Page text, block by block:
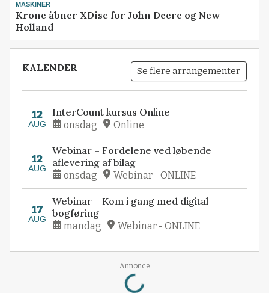
MASKINER
Krone åbner XDisc for John Deere og New
Holland
KALENDER Se flere arrangementer
12
AUG
InterCount kursus Online
onsdag Online
12
AUG
Webinar – Fordelene ved løbende
aflevering af bilag
onsdag Webinar - ONLINE
17
AUG
Webinar – Kom i gang med digital
bogføring
mandag Webinar - ONLINE
Annonce
Loading...